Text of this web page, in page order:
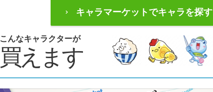
キャラマーケットでキャラを探す
こんなキャラクターが
買えます